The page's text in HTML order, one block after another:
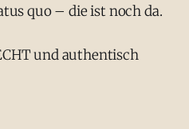
quo – die ist noch da.
und authentisch